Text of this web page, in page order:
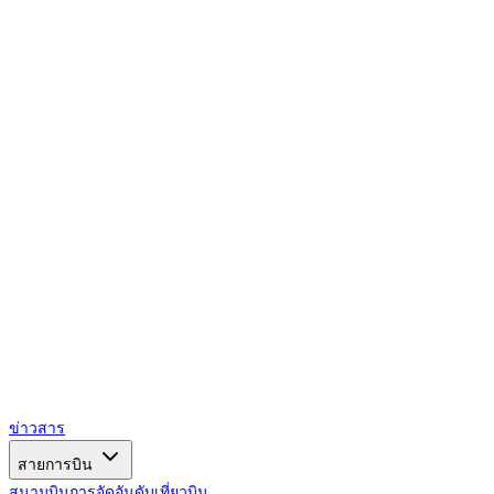
ข่าวสาร
สายการบิน